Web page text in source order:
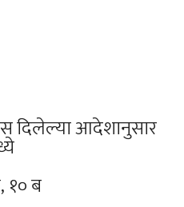
दिलेल्या आदेशानुसार
१० ब